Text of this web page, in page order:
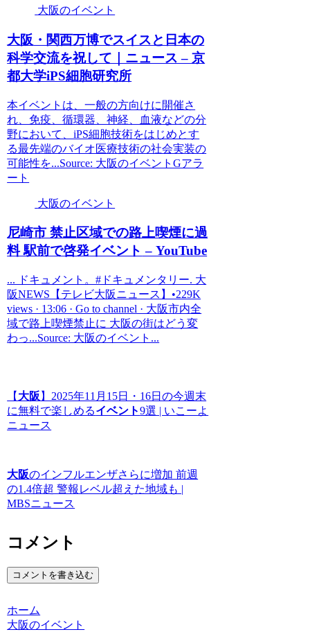
大阪のイベント
大阪 ・関西万博でスイスと日本の
科学交流を祝して｜ニュース – 京
都大学iPS細胞研究所
本イベントは、一般の方向けに開催さ
れ、免疫、循環器、神経、血液などの分
野において、iPS細胞技術をはじめとす
る最先端のバイオ医療技術の社会実装の
可能性を...Source: 大阪のイベントGアラ
ート
大阪のイベント
尼崎市 禁止区域での路上喫煙に過
料 駅前で啓発イベント – YouTube
... ドキュメント。#ドキュメンタリー. 大
阪NEWS【テレビ大阪ニュース】•229K
views · 13:06 · Go to channel · 大阪市内全
域で路上喫煙禁止に 大阪の街はどう変
わっ...Source: 大阪のイベント...
【 大阪 】2025年11月15日・16日の今週末
に無料で楽しめるイベント9選 | いこーよ
ニュース
大阪のインフルエンザさらに増加 前週
の1.4倍超 警報レベル超えた地域も |
MBSニュース
コメント
コメントを書き込む
ホーム
大阪のイベント